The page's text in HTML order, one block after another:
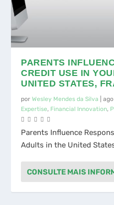
PARENTS
CREDIT USE IN
UNITED STATES,
|
Expertise
, Financial Innovation ,
Parents Influence
Adults in the United
CONSULTE MAIS